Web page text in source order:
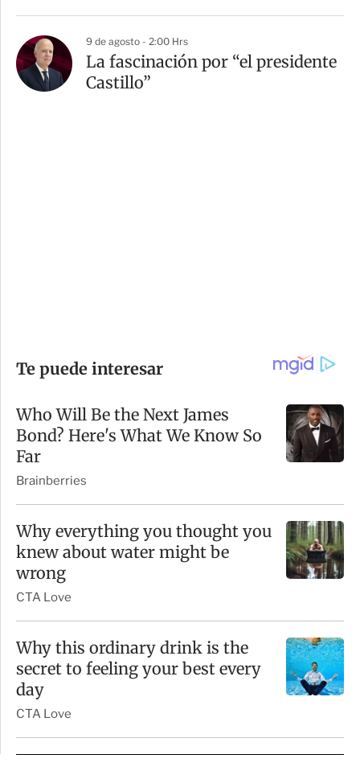
9 de agosto - 2:00 Hrs
La fascinación por “el presidente
Castillo”